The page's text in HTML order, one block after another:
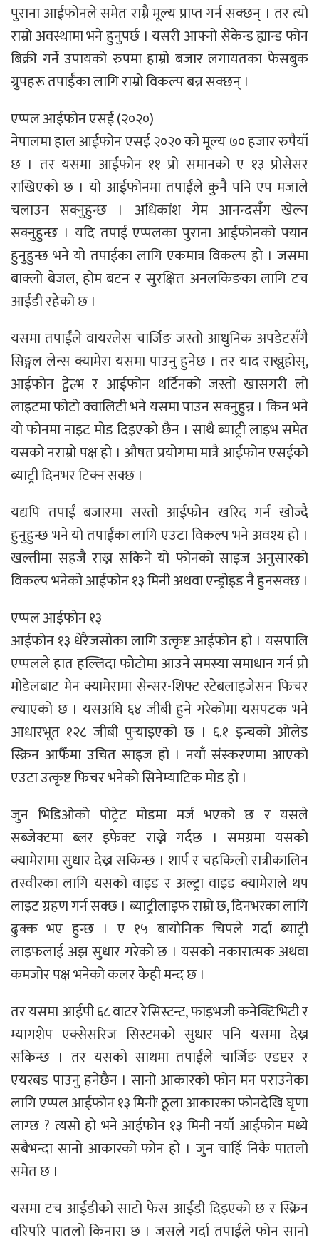
पुराना आईफोनले समेत राम्रै मूल्य प्राप्त गर्न सक्छन् । तर त्यो
राम्रो अवस्थामा भने हुनुपर्छ । यसरी आफ्नो सेकेन्ड ह्यान्ड फोन
बिक्री गर्ने उपायको रुपमा हाम्रो बजार लगायतका फेसबुक
ग्रुपहरू तपाईँका लागि राम्रो विकल्प बन्न सक्छन् ।
एप्पल आईफोन एसई (२०२०)
नेपालमा हाल आईफोन एसई २०२० को मूल्य ७० हजार रुपैयाँ
छ । तर यसमा आईफोन ११ प्रो समानको ए १३ प्रोसेसर
राखिएको छ । यो आईफोनमा तपाईंले कुनै पनि एप मजाले
चलाउन सक्नुहुन्छ । अधिकांश गेम आनन्दसँग खेल्न
सक्नुहुन्छ । यदि तपाईं एप्पलका पुराना आईफोनको फ्यान
हुनुहुन्छ भने यो तपाईंका लागि एकमात्र विकल्प हो । जसमा
बाक्लो बेजल, होम बटन र सुरक्षित अनलकिङका लागि टच
आईडी रहेको छ ।
यसमा तपाईंले वायरलेस चार्जिङ जस्तो आधुनिक अपडेटसँगै
सिङ्गल लेन्स क्यामेरा यसमा पाउनु हुनेछ । तर याद राख्नुहोस्,
आईफोन ट्वेल्भ र आईफोन थर्टिनको जस्तो खासगरी लो
लाइटमा फोटो क्वालिटी भने यसमा पाउन सक्नुहुन्न । किन भने
यो फोनमा नाइट मोड दिइएको छैन । साथै ब्याट्री लाइभ समेत
यसको नराम्रो पक्ष हो । औषत प्रयोगमा मात्रै आईफोन एसईको
ब्याट्री दिनभर टिक्न सक्छ ।
यद्यपि तपाईं बजारमा सस्तो आईफोन खरिद गर्न खोज्दै
हुनुहुन्छ भने यो तपाईंका लागि एउटा विकल्प भने अवश्य हो ।
खल्तीमा सहजै राख्न सकिने यो फोनको साइज अनुसारको
विकल्प भनेको आईफोन १३ मिनी अथवा एन्ड्रोइड नै हुनसक्छ ।
एप्पल आईफोन १३
आईफोन १३ धेरैजसोका लागि उत्कृष्ट आईफोन हो । यसपालि
एप्पलले हात हल्लिदा फोटोमा आउने समस्या समाधान गर्न प्रो
मोडेलबाट मेन क्यामेरामा सेन्सर-शिफ्ट स्टेबलाइजेसन फिचर
ल्याएको छ । यसअघि ६४ जीबी हुने गरेकोमा यसपटक भने
आधारभूत १२८ जीबी पुर्‍याइएको छ । ६.१ इन्चको ओलेड
स्क्रिन आफैँमा उचित साइज हो । नयाँ संस्करणमा आएको
एउटा उत्कृष्ट फिचर भनेको सिनेम्याटिक मोड हो ।
जुन भिडिओको पोट्रेट मोडमा मर्ज भएको छ र यसले
सब्जेक्टमा ब्लर इफेक्ट राख्ने गर्दछ । समग्रमा यसको
क्यामेरामा सुधार देख्न सकिन्छ । शार्प र चहकिलो रात्रीकालिन
तस्वीरका लागि यसको वाइड र अल्ट्रा वाइड क्यामेराले थप
लाइट ग्रहण गर्न सक्छ । ब्याट्रीलाइफ राम्रो छ, दिनभरका लागि
ढुक्क भए हुन्छ । ए १५ बायोनिक चिपले गर्दा ब्याट्री
लाइफलाई अझ सुधार गरेको छ । यसको नकारात्मक अथवा
कमजोर पक्ष भनेको कलर केही मन्द छ ।
तर यसमा आईपी ६८ वाटर रेसिस्टन्ट, फाइभजी कनेक्टिभिटी र
म्यागशेप एक्सेसरिज सिस्टमको सुधार पनि यसमा देख्न
सकिन्छ । तर यसको साथमा तपाईंले चार्जिङ एडप्टर र
एयरबड पाउनु हनेछैन । सानो आकारको फोन मन पराउनेका
लागि एप्पल आईफोन १३ मिनीः ठूला आकारका फोनदेखि घृणा
लाग्छ ? त्यसो हो भने आईफोन १३ मिनी नयाँ आईफोन मध्ये
सबैभन्दा सानो आकारको फोन हो । जुन चाहिँ निकै पातलो
समेत छ ।
यसमा टच आईडीको साटो फेस आईडी दिइएको छ र स्क्रिन
वरिपरि पातलो किनारा छ । जसले गर्दा तपाईंले फोन सानो